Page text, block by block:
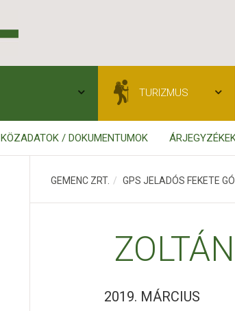
TURIZMUS
KÖZADATOK / DOKUMENTUMOK
GEMENC ZRT. GPS JELADÓS FEKETE
2019. MÁRCIUS